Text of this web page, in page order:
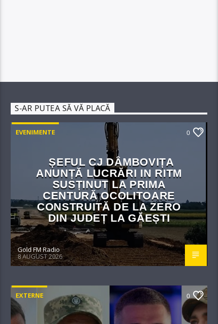
S-AR PUTEA SĂ VĂ PLACĂ
EVENIMENTE 0
ȘEFUL CJ DÂMBOVIȚA
ANUNȚĂ LUCRĂRI IN RITM
SUSȚINUT LA PRIMA
CENTURĂ OCOLITOARE
CONSTRUITĂ DE LA ZERO
DIN JUDEȚ LA GĂEȘTI
Gold FM Radio
8 AUGUST 2026
EXTERNE 0